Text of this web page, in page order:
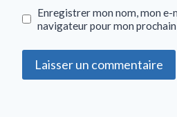
Enregistrer mon nom, mon e-
navigateur pour mon